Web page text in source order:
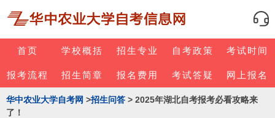
首页 学校概括 招生专业 自考政策 考试时间
报考流程 招生简章 报名费用 考试答疑 网上报名
华中农业大学自考网 >招生问答 > 2025年湖北自考报考必看攻略来
了！